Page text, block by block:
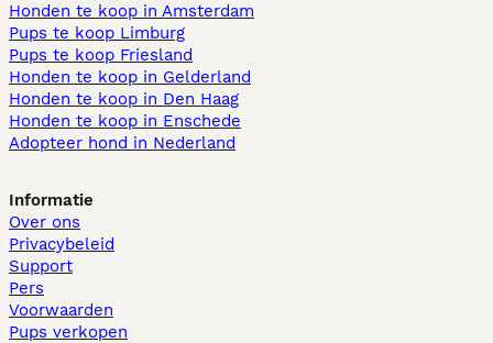
Honden te koop in Amsterdam
Pups te koop Limburg​
Pups te koop Friesland​
Honden te koop in Gelderland
Honden te koop in Den Haag
Honden te koop in Enschede
Adopteer hond in Nederland
Informatie
Over ons
Privacybeleid
Support
Pers
Voorwaarden
Pups verkopen